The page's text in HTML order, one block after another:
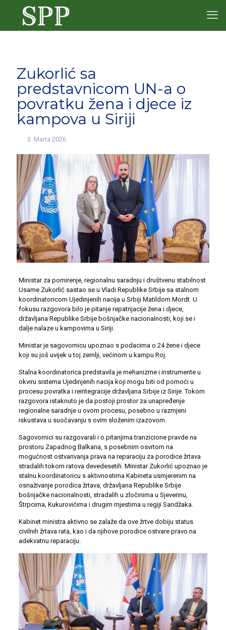
Zukorlić sa
predstavnicom UN-a o
povratku žena i djece iz
kampova u Siriji
3. Marta 2026.
Ministar za pomirenje, regionalnu saradnju i društvenu stabilnost
Usame Zukorlić sastao se u Vladi Republike Srbije sa stalnom
koordinatoricom Ujedinjenih nacija u Srbiji Matildom Mordt. U
fokusu razgovora bilo je pitanje repatrijacije žena i djece,
državljana Republike Srbije bošnjačke nacionalnosti, koji se i
dalje nalaze u kampovima u Siriji.
Ministar je sagovornicu upoznao s podacima o 24 žene i djece
koji su još uvijek u toj zemlji, većinom u kampu Roj.
Stalna koordinatorica predstavila je mehanizme i instrumente u
okviru sistema Ujedinjenih nacija koji mogu biti od pomoći u
procesu povratka i reintegracije državljana Srbije iz Sirije. Tokom
razgovora istaknuto je da postoji prostor za unapređenje
regionalne saradnje u ovom procesu, posebno u razmjeni
iskustava u suočavanju s ovim složenim izazovom.
Sagovornici su razgovarali i o pitanjima tranzicione pravde na
prostoru Zapadnog Balkana, s posebnim osvrtom na
mogućnost ostvarivanja prava na reparaciju za porodice žrtava
stradalih tokom ratova devedesetih. Ministar Zukorlić upoznao je
stalnu koordinatoricu s aktivnostima Kabineta usmjerenim na
osnaživanje porodica žrtava, državljana Republike Srbije
bošnjačke nacionalnosti, stradalih u zločinima u Sjeverinu,
Štrpcima, Kukurovićima i drugim mjestima u regiji Sandžaka.
Kabinet ministra aktivno se zalaže da ove žrtve dobiju status
civilnih žrtava rata, kao i da njihove porodice ostvare pravo na
adekvatnu reparaciju.